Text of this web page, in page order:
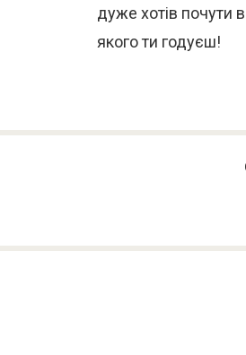
дуже хотів почути
якого ти годуєш!